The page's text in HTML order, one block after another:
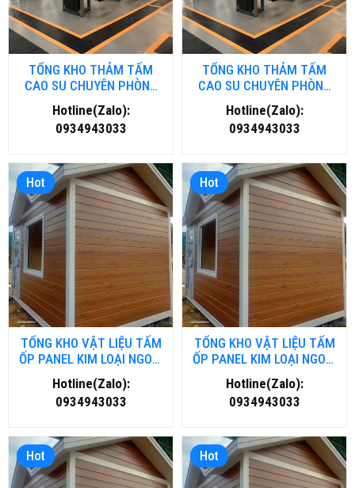
TỔNG KHO THẢM TẤM
CAO SU CHUYÊN PHÒNG
GYM- FITNESS TẠI HÀ NỘI
Hotline(Zalo):
0934943033
TỔNG KHO THẢM TẤM
CAO SU CHUYÊN PHÒNG
GYM- FITNESS TẠI HỒ CHÍ
MINH
Hotline(Zalo):
0934943033
Hot
TỔNG KHO VẬT LIỆU TẤM
ỐP PANEL KIM LOẠI NGOÀI
TRỜI TẠI NGHỆ AN
Hotline(Zalo):
0934943033
Hot
TỔNG KHO VẬT LIỆU TẤM
ỐP PANEL KIM LOẠI NGOÀI
TRỜI TẠI THANH HOÁ
Hotline(Zalo):
0934943033
Hot Hot